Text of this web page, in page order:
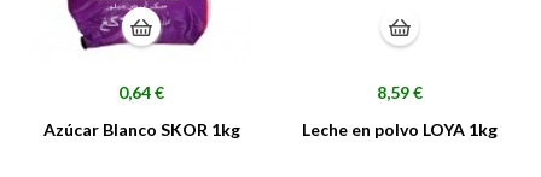
Precio
0,64 €
Azúcar Blanco SKOR 1kg
Precio
8,59 €
Leche en polvo LOYA 1kg